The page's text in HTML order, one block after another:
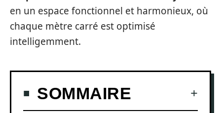
en un espace fonctionnel et harmonieux, où
chaque mètre carré est optimisé
intelligemment.
SOMMAIRE